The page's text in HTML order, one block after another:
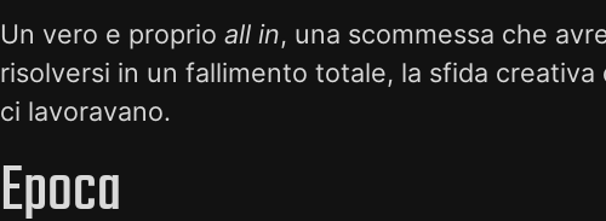
Un vero e proprio all in, una scommessa che
risolversi in un fallimento totale, la sfida
ci lavoravano.
Epoca